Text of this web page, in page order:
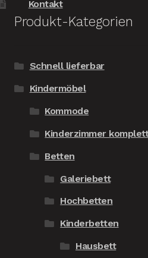
Kontakt
Produkt-Kategorien
Schnell lieferbar
Kindermöbel
Kommode
Kinderzimmer
Betten
Galeriebett
Hochbetten
Kinderbetten
Hausbett